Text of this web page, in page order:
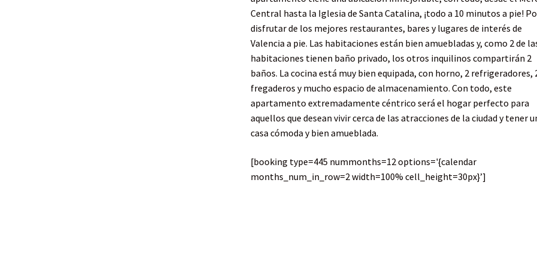
Central hasta la Iglesia de Santa Catalina, ¡todo a 10 minutos a pie!
disfrutar de los mejores restaurantes, bares y lugares de interés de
Valencia a pie. Las habitaciones están bien amuebladas y, como 2 de
habitaciones tienen baño privado, los otros inquilinos compartirán 2
baños. La cocina está muy bien equipada, con horno, 2 refrigeradores,
fregaderos y mucho espacio de almacenamiento. Con todo, este
apartamento extremadamente céntrico será el hogar perfecto para
aquellos que desean vivir cerca de las atracciones de la ciudad y tener
casa cómoda y bien amueblada.
[booking type=445 nummonths=12 options='{calendar
months_num_in_row=2 width=100% cell_height=30px}’]